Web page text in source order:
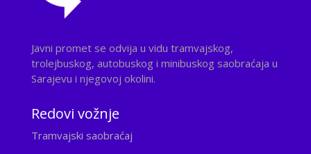
Javni promet se odvija u vidu tramvajskog,
trolejbuskog, autobuskog i minibuskog saobraćaja u
Sarajevu i njegovoj okolini.
Redovi vožnje
Tramvajski saobraćaj